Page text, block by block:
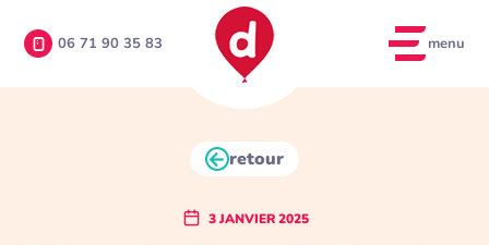
06 71 90 35 83 menu
retour
3 JANVIER 2025